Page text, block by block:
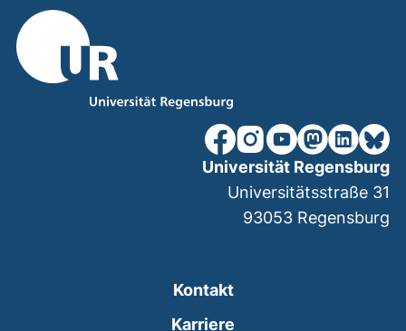
unsere Facebook-Seite
unsere Instagram-
unsere YouTube-
unsereunsere
Kontakt
Karriere
Universität Regensburg
Universitätsstraße 31
93053 Regensburg